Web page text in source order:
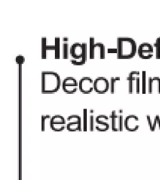
Moldado SPC T